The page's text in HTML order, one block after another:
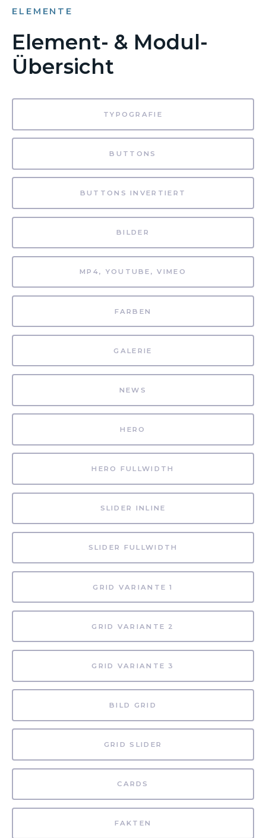
ELEMENTE
Element- & Modul-
Übersicht
TYPOGRAFIE
BUTTONS
BUTTONS INVERTIERT
BILDER
MP4, YOUTUBE, VIMEO
FARBEN
GALERIE
NEWS
HERO
HERO FULLWIDTH
SLIDER INLINE
SLIDER FULLWIDTH
GRID VARIANTE 1
GRID VARIANTE 2
GRID VARIANTE 3
BILD GRID
GRID SLIDER
CARDS
FAKTEN